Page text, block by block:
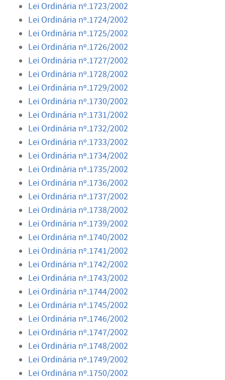
Lei Ordinária nº.1723/2002
Lei Ordinária nº.1724/2002
Lei Ordinária nº.1725/2002
Lei Ordinária nº.1726/2002
Lei Ordinária nº.1727/2002
Lei Ordinária nº.1728/2002
Lei Ordinária nº.1729/2002
Lei Ordinária nº.1730/2002
Lei Ordinária nº.1731/2002
Lei Ordinária nº.1732/2002
Lei Ordinária nº.1733/2002
Lei Ordinária nº.1734/2002
Lei Ordinária nº.1735/2002
Lei Ordinária nº.1736/2002
Lei Ordinária nº.1737/2002
Lei Ordinária nº.1738/2002
Lei Ordinária nº.1739/2002
Lei Ordinária nº.1740/2002
Lei Ordinária nº.1741/2002
Lei Ordinária nº.1742/2002
Lei Ordinária nº.1743/2002
Lei Ordinária nº.1744/2002
Lei Ordinária nº.1745/2002
Lei Ordinária nº.1746/2002
Lei Ordinária nº.1747/2002
Lei Ordinária nº.1748/2002
Lei Ordinária nº.1749/2002
Lei Ordinária nº.1750/2002